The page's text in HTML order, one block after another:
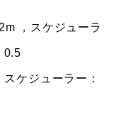
，スケジューラ
0.5
ケジューラー：